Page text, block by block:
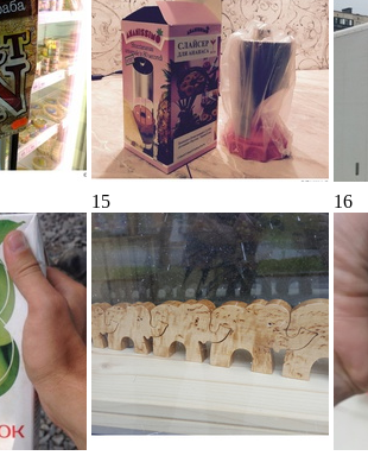
15 16